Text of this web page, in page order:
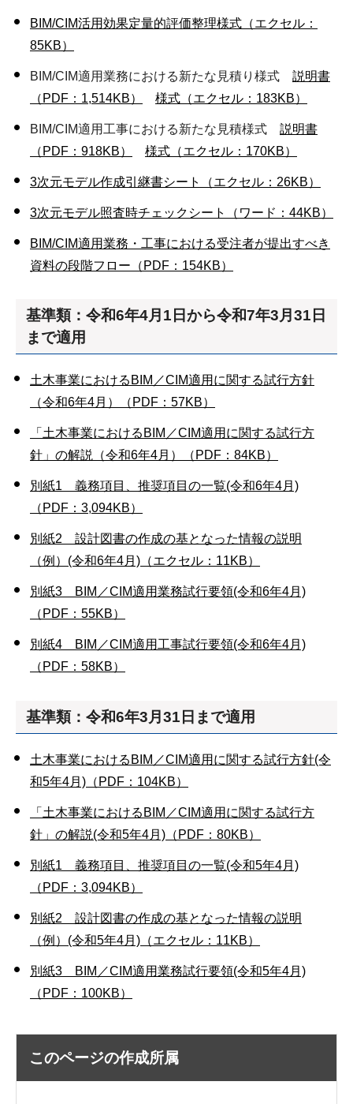
BIM/CIM活用効果定量的評価整理様式（エクセル：
85KB）
BIM/CIM適用業務における新たな見積り様式 説明書
（PDF：1,514KB）
様式（エクセル：183KB）
BIM/CIM適用工事における新たな見積様式 説明書
（PDF：918KB）
様式（エクセル：170KB）
3次元モデル作成引継書シート（エクセル：26KB）
3次元モデル照査時チェックシート（ワード：44KB）
BIM/CIM適用業務・工事における受注者が提出すべき
資料の段階フロー（PDF：154KB）
基準類：令和6年4月1日から令和7年3月31日
まで適用
土木事業におけるBIM／CIM適用に関する試行方針
（令和6年4月）（PDF：57KB）
「土木事業におけるBIM／CIM適用に関する試行方
針」の解説（令和6年4月）（PDF：84KB）
別紙1 義務項目、推奨項目の一覧(令和6年4月)
（PDF：3,094KB）
別紙2 設計図書の作成の基となった情報の説明
（例）(令和6年4月)（エクセル：11KB）
別紙3 BIM／CIM適用業務試行要領(令和6年4月)
（PDF：55KB）
別紙4 BIM／CIM適用工事試行要領(令和6年4月)
（PDF：58KB）
基準類：令和6年3月31日まで適用
土木事業におけるBIM／CIM適用に関する試行方針(令
和5年4月)（PDF：104KB）
「土木事業におけるBIM／CIM適用に関する試行方
針」の解説(令和5年4月)（PDF：80KB）
別紙1 義務項目、推奨項目の一覧(令和5年4月)
（PDF：3,094KB）
別紙2 設計図書の作成の基となった情報の説明
（例）(令和5年4月)（エクセル：11KB）
別紙3 BIM／CIM適用業務試行要領(令和5年4月)
（PDF：100KB）
このページの作成所属